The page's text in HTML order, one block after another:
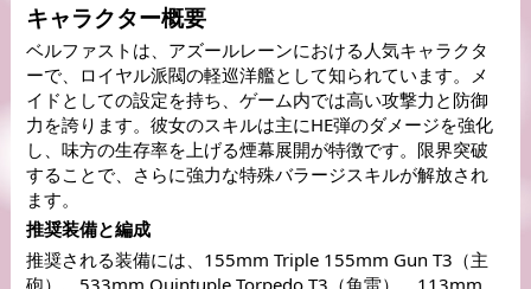
キャラクター概要
ベルファストは、アズールレーンにおける人気キャラクタ
ーで、ロイヤル派閥の軽巡洋艦として知られています。メ
イドとしての設定を持ち、ゲーム内では高い攻撃力と防御
力を誇ります。彼女のスキルは主にHE弾のダメージを強化
し、味方の生存率を上げる煙幕展開が特徴です。限界突破
することで、さらに強力な特殊バラージスキルが解放され
ます。
推奨装備と編成
推奨される装備には、155mm Triple 155mm Gun T3（主
砲）、533mm Quintuple Torpedo T3（魚雷）、113mm